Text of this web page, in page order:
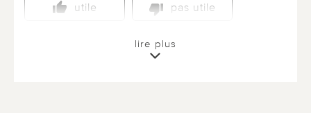
utile pas utile
lire plus